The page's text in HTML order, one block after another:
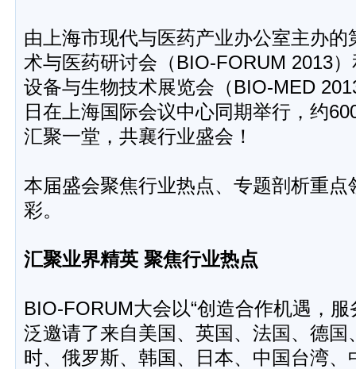
由上海市现代与医药产业办公室主办
术与医药研讨会（BIO-FORUM 2013
设备与生物技术展览会（BIO-MED
日在上海国际会议中心同期举行，约
汇聚一堂，共襄行业盛会！
本届盛会聚焦行业热点、专题剖析重
彩。
汇聚业界精英 聚焦行业热点
BIO-FORUM大会以“创造合作机遇，
泛邀请了来自美国、英国、法国、德国
时、俄罗斯、韩国、日本、中国台湾